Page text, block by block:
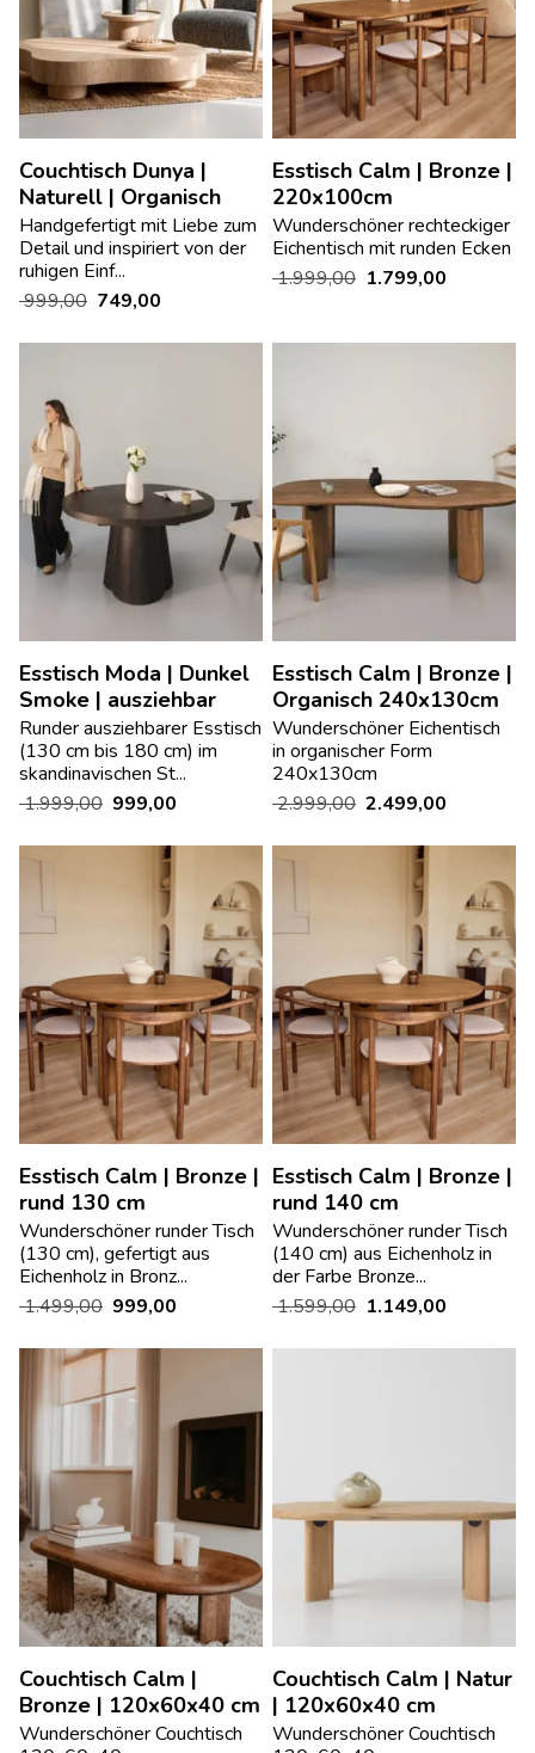
Couchtisch Dunya |
Naturell | Organisch
Handgefertigt mit Liebe zum
Detail und inspiriert von der
ruhigen Einf...
999,00 749,00
Esstisch Calm | Bronze |
220x100cm
Wunderschöner rechteckiger
Eichentisch mit runden Ecken
1.999,00 1.799,00
Esstisch Moda | Dunkel
Smoke | ausziehbar
Runder ausziehbarer Esstisch
(130 cm bis 180 cm) im
skandinavischen St...
1.999,00 999,00
Esstisch Calm | Bronze |
Organisch 240x130cm
Wunderschöner Eichentisch
in organischer Form
240x130cm
2.999,00 2.499,00
Esstisch Calm | Bronze |
rund 130 cm
Wunderschöner runder Tisch
(130 cm), gefertigt aus
Eichenholz in Bronz...
1.499,00 999,00
Esstisch Calm | Bronze |
rund 140 cm
Wunderschöner runder Tisch
(140 cm) aus Eichenholz in
der Farbe Bronze...
1.599,00 1.149,00
Couchtisch Calm |
Bronze | 120x60x40 cm
Wunderschöner Couchtisch
Couchtisch Calm | Natur
| 120x60x40 cm
Wunderschöner Couchtisch